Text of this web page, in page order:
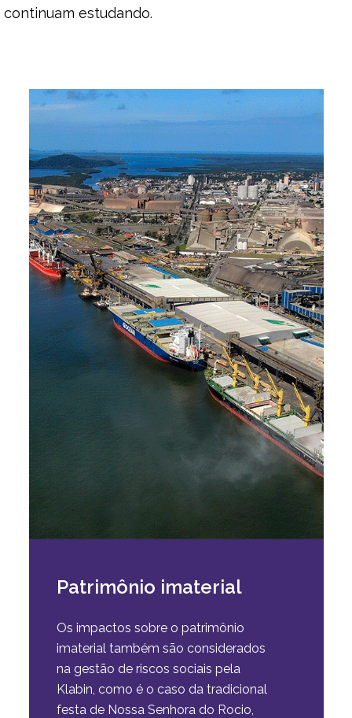
continuam estudando.
Patrimônio imaterial
Os impactos sobre o patrimônio
imaterial também são considerados
na gestão de riscos sociais pela
Klabin, como é o caso da tradicional
festa de Nossa Senhora do Rocio,